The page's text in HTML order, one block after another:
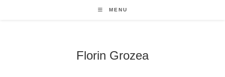
MENU
Florin Grozea